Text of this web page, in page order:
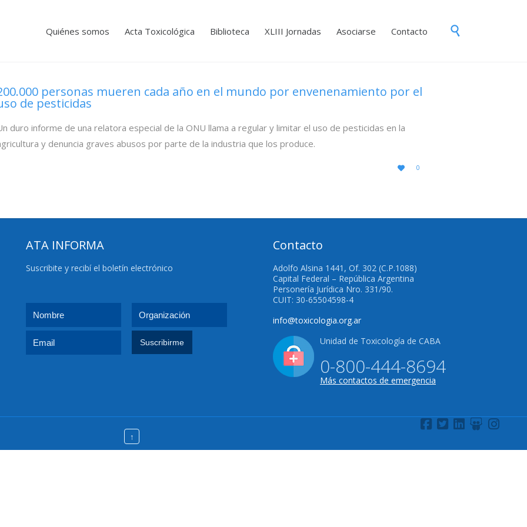
Skip
Quiénes somos Acta Toxicológica Biblioteca XLIII Jornadas Asociarse Contacto 
personas mueren cada año en el mundo por envenenamiento por el
de pesticidas
duro informe de una relatora especial de la ONU llama a regular y limitar el uso de pesticidas en la
y denuncia graves abusos por parte de la industria que los produce.

LOVE
IT
0
ATA INFORMA
Suscribite y recibí el boletín electrónico
Contacto
Adolfo Alsina 1441, Of. 302 (C.P.1088)
Capital Federal – República Argentina
Personería Jurídica Nro. 331/90.
CUIT: 30-65504598-4
info@toxicologia.org.ar
Unidad de Toxicología de CABA
0-800-444-8694
Más contactos de emergencia
↑